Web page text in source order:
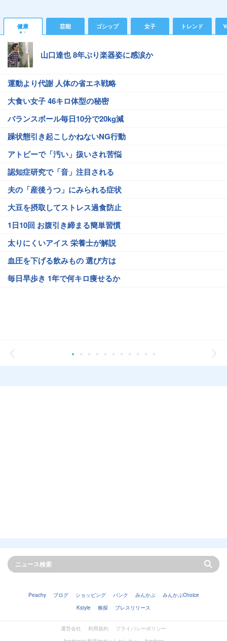
健康 芸能 ゴシップ 女子 トレンド
山口達也 8年ぶり楽器姿に感涙か
運動より代謝 人体の省エネ戦略
大食い女子 46キロ体型の秘密
バランスボール毎日10分で20kg減
躁状態引き起こしかねないNG行動
アトピーで「汚い」扱いされ苦悩
認知症研究で「音」注目される
夫の「産後うつ」にみられる症状
大豆を摂取してストレス過食防止
1日10回 お腹引き締まる簡単習慣
太りにくいアイス 栄養士が解説
血圧を下げる飲みもの 選び方は
毎日早歩き 1年で何キロ痩せるか
Peachy ブログ ショッピング バンク みんかぶ
みんかぶChoice
Kstyle
株探 プレスリリース
運営会社 利用規約
プライバシーポリシー